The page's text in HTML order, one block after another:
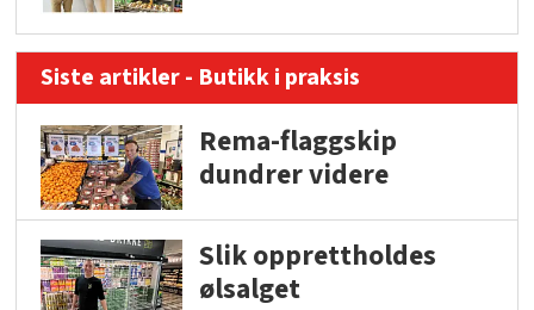
Siste artikler - Butikk i praksis
Rema-flaggskip
dundrer videre
Slik opprettholdes
ølsalget